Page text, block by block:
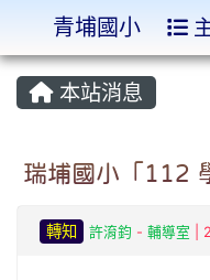
:::
本站消息
瑞埔國小「112
轉知 許淯鈞 - 輔導室 |
青埔國小 :::